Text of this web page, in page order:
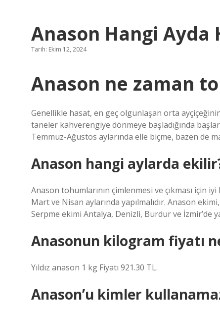
Anason Hangi Ayda
Tarih: Ekim 12, 2024
Anason ne zaman
Genellikle hasat, en geç olgunlaşan orta
taneler kahverengiye dönmeye başladığında
Temmuz-Ağustos aylarında elle biçme, bazen de
Anason hangi aylarda
Anason tohumlarının çimlenmesi ve çıkması için
Mart ve Nisan aylarında yapılmalıdır. Anason
Serpme ekimi Antalya, Denizli, Burdur ve İzmir’de
Anasonun kilogram fiyatı
Yıldız anason 1 kg Fiyatı 921.30 TL.
Anason’u kimler